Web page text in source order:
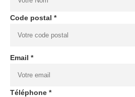
Code postal *
Email *
Téléphone *